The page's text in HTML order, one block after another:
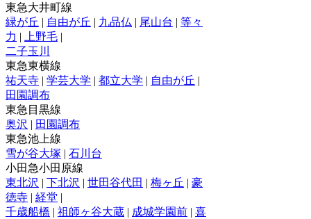
東急大井町線
緑が丘 | 自由が丘 | 九品仏 | 尾山台 | 等々
力 | 上野毛 |
二子玉川
東急東横線
祐天寺 | 学芸大学 | 都立大学 | 自由が丘 |
田園調布
東急目黒線
奥沢 | 田園調布
東急池上線
雪が谷大塚 | 石川台
小田急小田原線
東北沢 | 下北沢 | 世田谷代田 | 梅ヶ丘 | 豪
徳寺 | 経堂 |
千歳船橋 | 祖師ヶ谷大蔵 | 成城学園前 | 喜